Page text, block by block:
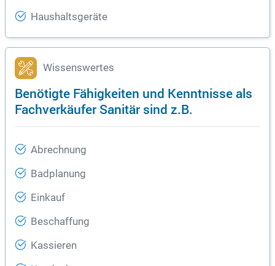
Haushaltsgeräte
Wissenswertes
Benötigte Fähigkeiten und Kenntnisse als
Fachverkäufer Sanitär sind z.B.
Abrechnung
Badplanung
Einkauf
Beschaffung
Kassieren